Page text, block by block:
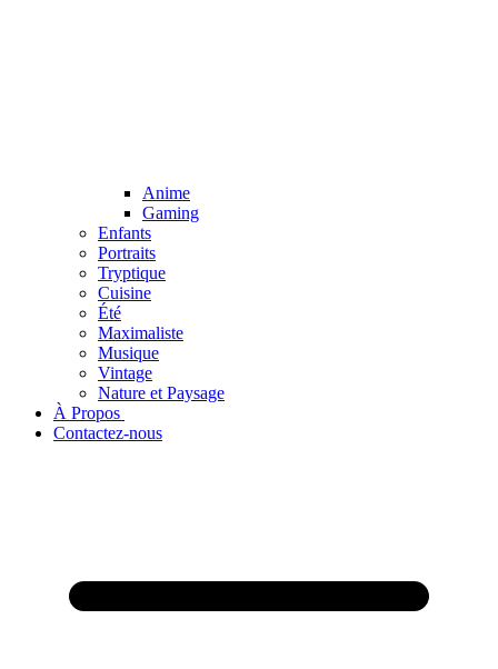
Anime
Gaming
Enfants
Portraits
Tryptique
Cuisine
Été
Maximaliste
Musique
Vintage
Nature et Paysage
À Propos ​
Contactez-nous